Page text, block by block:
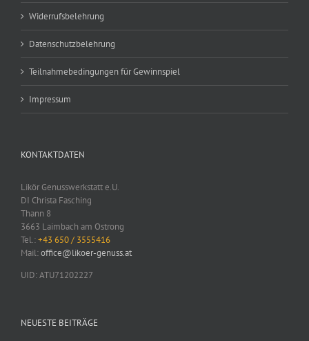
Widerrufsbelehrung
Datenschutzbelehrung
Teilnahmebedingungen für Gewinnspiel
Impressum
KONTAKTDATEN
Likör Genusswerkstatt e.U.
DI Christa Fasching
Thann 8
3663 Laimbach am Ostrong
Tel.:+43 650 / 3555416
Mail:office@likoer-genuss.at
UID: ATU71202227
NEUESTE BEITRÄGE